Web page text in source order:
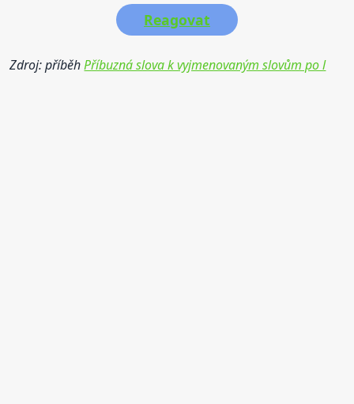
Reagovat
Zdroj: příběhPříbuzná slova k vyjmenovaným slovům po l